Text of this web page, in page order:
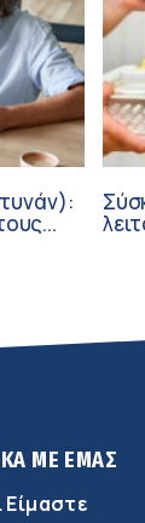
ΜΕ ΕΜΑΣ
Είμαστε